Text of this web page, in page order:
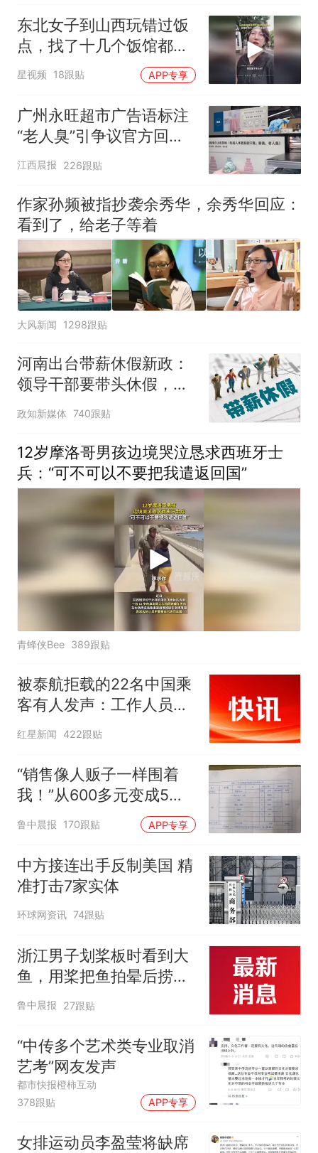
东北女子到山西玩错过饭
点，找了十几个饭馆都没
开门：午休到几点
星视频 18跟贴 APP专享
广州永旺超市广告语标注
“老人臭”引争议官方回
应：统一上报反馈，门店
核实完毕后会回电
江西晨报 226跟贴
作家孙频被指抄袭余秀华，余秀华回应：
看到了，给老子等着
大风新闻 1298跟贴
河南出台带薪休假新政：
领导干部要带头休假，推
动全员应休尽休、休满休
足，对纸面休假、弄虚作
假的机关事业单位进行约
谈通报、限期整改
政知新媒体 740跟贴
12岁摩洛哥男孩边境哭泣恳求西班牙士
兵：“可不可以不要把我遣返回国”
青蜂侠Bee 389跟贴
被泰航拒载的22名中国乘
客有人发声：工作人员承
诺免费改签，最后却自费
红星新闻 422跟贴
“销售像人贩子一样围着
我！”从600多元变成5万
元，57岁保洁阿姨做医美
后眼睛肿到流泪、视物模
糊
鲁中晨报 170跟贴 APP专享
中方接连出手反制美国 精
准打击7家实体
环球网资讯 74跟贴
浙江男子划桨板时看到大
鱼，用桨把鱼拍晕后捞
起；当事人：鱼重7斤6
两，做成红烧辣子鱼块，
味道很好
鲁中晨报 27跟贴
“中传多个艺术类专业取消
艺考”网友发声
都市快报橙柿互动
378跟贴
APP专享
女排运动员李盈莹将缺席